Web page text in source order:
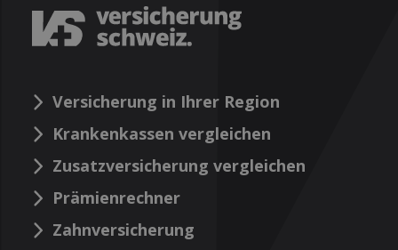
Versicherung in Ihrer Region
Krankenkassen vergleichen
Zusatzversicherung vergleichen
Prämienrechner
Zahnversicherung